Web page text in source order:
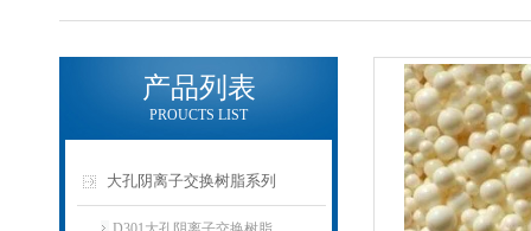
产品列表
PROUCTS LIST
大孔阴离子交换树脂系列